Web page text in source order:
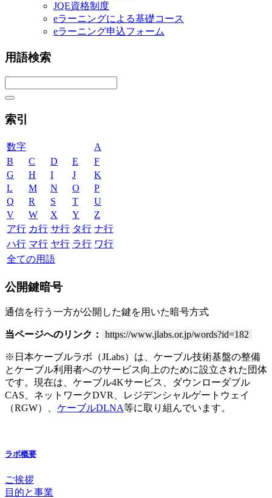
JQE資格制度
eラーニングによる基礎コース
eラーニング申込フォーム
用語検索
索引
数字
A
B
C D E
F
G
H I J
K
L
M N O
P
Q
R S T
U
V
W X Y
Z
ア行 カ行 サ行 タ行 ナ行
ハ行 マ行 ヤ行 ラ行 ワ行
全ての用語
公開鍵暗号
通信を行う一方が公開した鍵を用いた暗号方式
当ページへのリンク： https://www.jlabs.or.jp/words?id=182
※日本ケーブルラボ（JLabs）は、ケーブル技術基盤の整備
とケーブル利用者へのサービス向上のために設立された団体
です。現在は、ケーブル4Kサービス、ダウンローダブル
CAS、ネットワークDVR、レジデンシャルゲートウェイ
（RGW）、 ケーブルDLNA等に取り組んでいます。
ラボ概要
ご挨拶
目的と事業